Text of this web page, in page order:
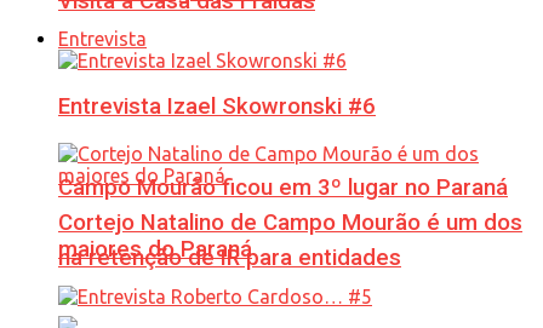
Campo Mourão ficou em 3º lugar no Paraná
na retenção de IR para entidades
Entrevista
Entrevista Izael Skowronski #6
Cortejo Natalino de Campo Mourão é um dos
maiores do Paraná